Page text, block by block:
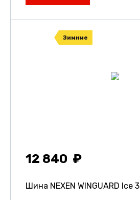
Зимние
12 840
Шина NEXEN WINGUARD Ice 3